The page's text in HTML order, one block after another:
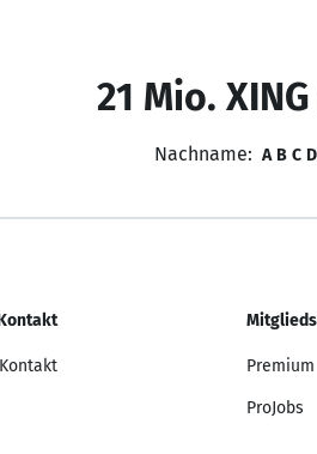
21 Mio.
Nachname: A B C D
Premium
ProJobs